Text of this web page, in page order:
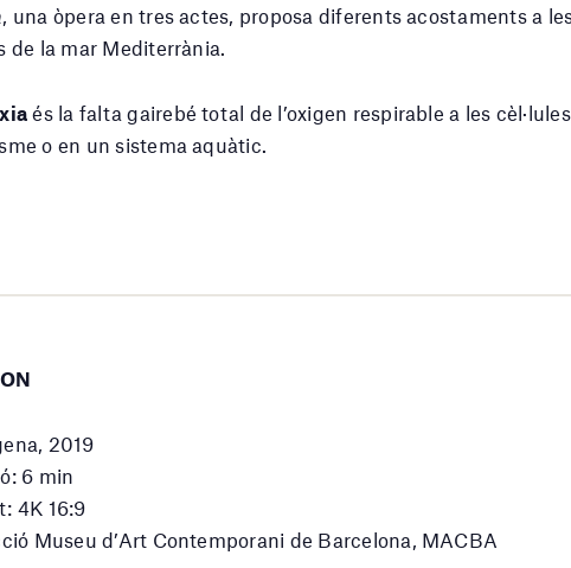
, una òpera en tres actes, proposa diferents acostaments a
de la mar Mediterrània.
és la falta gairebé total de l’oxigen respirable a les
o en un sistema aquàtic.
2019
6 min
4K 16:9
Museu d’Art Contemporani de Barcelona, MACBA